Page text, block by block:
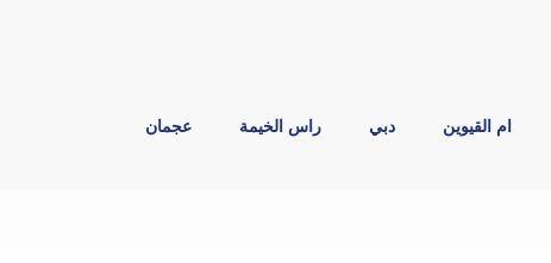
ام القيوين دبي راس الخيمة عجمان